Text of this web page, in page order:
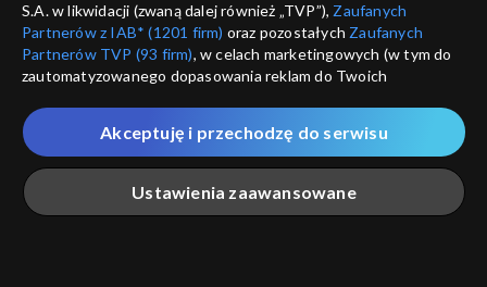
Jak to działa?
Jak działa ul?
Jak to działa?
Płaska Ziemia
Jak to działa?
Jak to działa?
S.A. w likwidacji (zwaną dalej również „TVP”), Zaufanych
Partnerów z IAB* (1201 firm) oraz pozostałych Zaufanych
Partnerów TVP (93 firm), w celach marketingowych (w tym do
zautomatyzowanego dopasowania reklam do Twoich
które wskazujemy poniżej, a także zgody na udostępnianie
przez nas identyfikatora PPID do Google.
Twoje dane osobowe zbierane podczas odwiedzania przez
Ciebie naszych
poszczególnych serwisówzwanych dalej
„Portalem”, w tym informacje zapisywane za pomocą
Ustawienia zaawansowane
Akceptuję i przechodzę do serwisu